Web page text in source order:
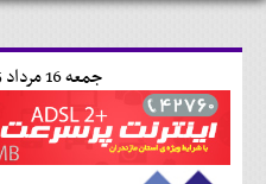
جمعه 16 مرداد 1405-5:17-